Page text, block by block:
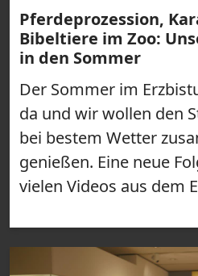
Pferdeprozession,
Bibeltiere im Zoo:
in den Sommer
Der Sommer im
da und wir wollen den
bei bestem Wetter
genießen. Eine neue
vielen Videos aus dem